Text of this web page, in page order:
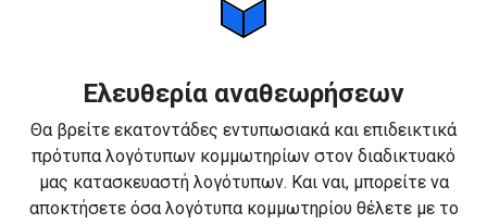
Ελευθερία αναθεωρήσεων
Θα βρείτε εκατοντάδες εντυπωσιακά και επιδεικτικά
πρότυπα λογότυπων κομμωτηρίων στον διαδικτυακό
μας κατασκευαστή λογότυπων. Και ναι, μπορείτε να
αποκτήσετε όσα λογότυπα κομμωτηρίου θέλετε με το